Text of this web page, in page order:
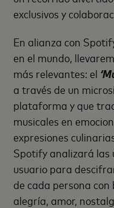
exclusivos y
En alianza con
en el mundo,
más relevantes: el
a través de un
plataforma y que
musicales en
expresiones
Spotify analizará las
usuario para
de cada persona con
alegría, amor,